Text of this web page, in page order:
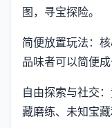
图，寻宝探险。
简便放置玩法：
品味者可以简便成
自由探索与社交
藏磨练、未知宝藏